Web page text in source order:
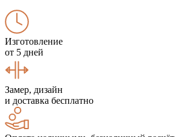
Изготовление
от 5 дней
Замер, дизайн
и доставка бесплатно